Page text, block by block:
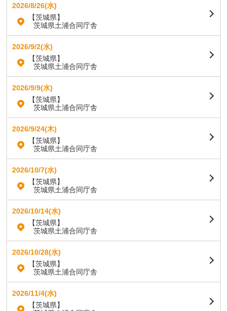
2026/8/26(水)
【茨城県】
茨城県土浦合同庁舎
2026/9/2(水)
【茨城県】
茨城県土浦合同庁舎
2026/9/9(水)
【茨城県】
茨城県土浦合同庁舎
2026/9/24(木)
【茨城県】
茨城県土浦合同庁舎
2026/10/7(水)
【茨城県】
茨城県土浦合同庁舎
2026/10/14(水)
【茨城県】
茨城県土浦合同庁舎
2026/10/28(水)
【茨城県】
茨城県土浦合同庁舎
2026/11/4(水)
【茨城県】